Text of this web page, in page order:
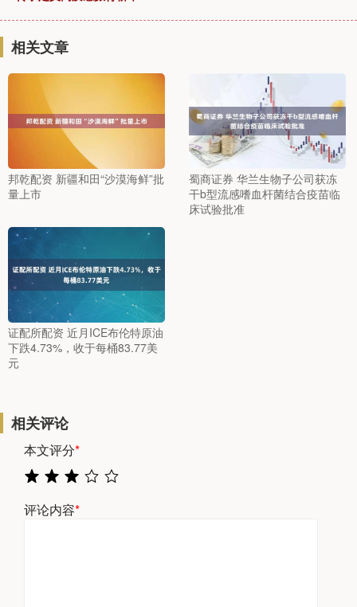
相关文章
邦乾配资 新疆和田“沙漠海鲜”批
量上市
蜀商证券 华兰生物子公司获冻
干b型流感嗜血杆菌结合疫苗临
床试验批准
证配所配资 近月ICE布伦特原油
下跌4.73%，收于每桶83.77美
元
相关评论
本文评分*
评论内容*